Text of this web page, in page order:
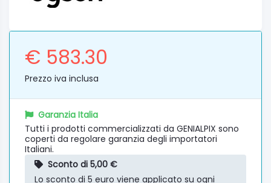
€ 583.30
Prezzo iva inclusa
Garanzia Italia
Tutti i prodotti commercializzati da GENIALPIX sono
coperti da regolare garanzia degli importatori
Italiani.
Sconto di 5,00 €
Lo sconto di 5 euro viene applicato su ogni